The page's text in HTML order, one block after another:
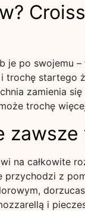
je po swojemu
trochę startego
zamienia
trochę
zawsze
na całkowite
z
i